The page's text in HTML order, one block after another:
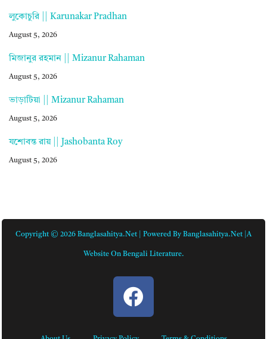
লুকোচুরি || Karunakar Pradhan
August 5, 2026
মিজানুর রহমান || Mizanur Rahaman
August 5, 2026
ভাড়াটিয়া || Mizanur Rahaman
August 5, 2026
যশোবন্ত রায় || Jashobanta Roy
August 5, 2026
Copyright © 2026 Banglasahitya.net | Powered By Banglasahitya.net |A
Website On Bengali Literature.